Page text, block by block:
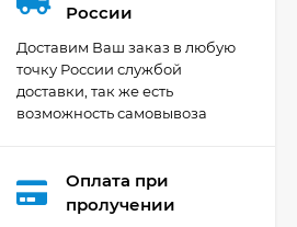
России
Доставим Ваш заказ в любую
точку России службой
доставки, так же есть
возможность самовывоза
Оплата при
пролучении
Кухня Мишель -
длина 4,2 м